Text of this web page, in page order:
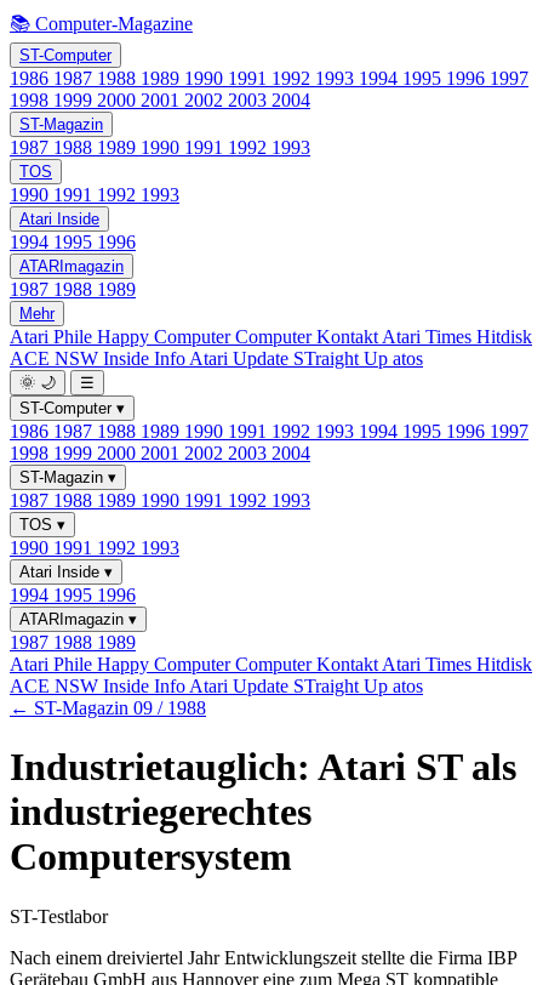
📚 Computer-Magazine
ST-Computer
1986 1987 1988 1989 1990 1991 1992 1993 1994 1995 1996 1997
1998 1999 2000 2001 2002 2003 2004
ST-Magazin
1987 1988 1989 1990 1991 1992 1993
TOS
1990 1991 1992 1993
Atari Inside
1994 1995 1996
ATARImagazin
1987 1988 1989
Mehr
Atari Phile Happy ComputerComputer Kontakt Atari Times Hitdisk
ACE NSW Inside Info Atari Update STraight Up atos
🌞 🌙
☰
ST-Computer ▾
1986 1987 1988 1989 1990 1991 1992 1993 1994 1995 1996 1997
1998 1999 2000 2001 2002 2003 2004
ST-Magazin ▾
1987 1988 1989 1990 1991 1992 1993
TOS ▾
1990 1991 1992 1993
Atari Inside ▾
1994 1995 1996
ATARImagazin ▾
1987 1988 1989
Atari Phile Happy ComputerComputer Kontakt Atari Times Hitdisk
ACE NSW Inside Info Atari Update STraight Up atos
← ST-Magazin 09 / 1988
Industrietauglich: Atari ST als
industriegerechtes
Computersystem
ST-Testlabor
Nach einem dreiviertel Jahr Entwicklungszeit stellte die Firma IBP
Gerätebau GmbH aus Hannover eine zum Mega ST kompatible